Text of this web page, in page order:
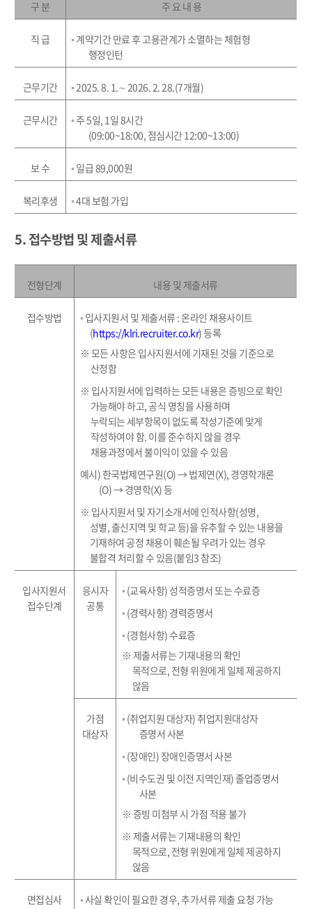
구 분 주 요 내 용
직 급 ◦ 계약기간 만료 후 고용관계가 소멸하는 체험형
행정인턴
근무기간 ◦2025. 8. 1. ∼2026. 2. 28.(7개월)
근무시간 ◦주 5일 , 1 일 8시간
(09:00~18:00 점심시간12:00~13:00)
보 수 ◦ 일급89,000원
복리후생 ◦4대 보험 가입
5. 접수방법 및 제출서류
전형단계 내용 및 제출서류
접수방법 ◦ 입사지원서 및 제출서류 : 온라인 채용사이트
(https://klri.recruiter.co.kr)등록
※ 모든 사항은 입사지원서에 기재된 것을 기준으로
산정함
※ 입사지원서에 입력하는 모든 내용은 증빙으로 확인
가능해야 하고 공식 명칭을 사용하며
누락되는 세부항목이 없도록 작성기준에 맞게
작성하여야 함. 이를 준수하지 않을 경우
채용과정에서 불이익이 있을 수 있음
예시)한국법제연구원(O)→ 법제연(X), 경영학개론
(O)→ 경영학(X)등
※ 입사지원서 및 자기소개서에 인적사항(성명
성별 출신지역 및 학교 등)을 유추할 수 있는 내용을
기재하여 공정 채용이 훼손될 우려가 있는 경우
불합격 처리할 수 있음(붙임3 참조)
입사지원서
접수단계
응시자
공통
◦ (교육사항) 성적증명서 또는 수료증
◦ (경력사항) 경력증명서
◦ (경험사항)수료증
※ 제출서류는 기재내용의 확인
목적으로 전형 위원에게 일체 제공하지
않음
가점
대상자
◦ (취업지원 대상자)취업지원대상자
증명서 사본
◦ (장애인) 장애인증명서 사본
◦ (비수도권 및 이전 지역인재)졸업증명서
사본
※ 증빙 미첨부 시 가점 적용 불가
※ 제출서류는 기재내용의 확인
목적으로 전형 위원에게 일체 제공하지
않음
면접심사
◦ 사실 확인이 필요한 경우 추가서류 제출 요청 가능